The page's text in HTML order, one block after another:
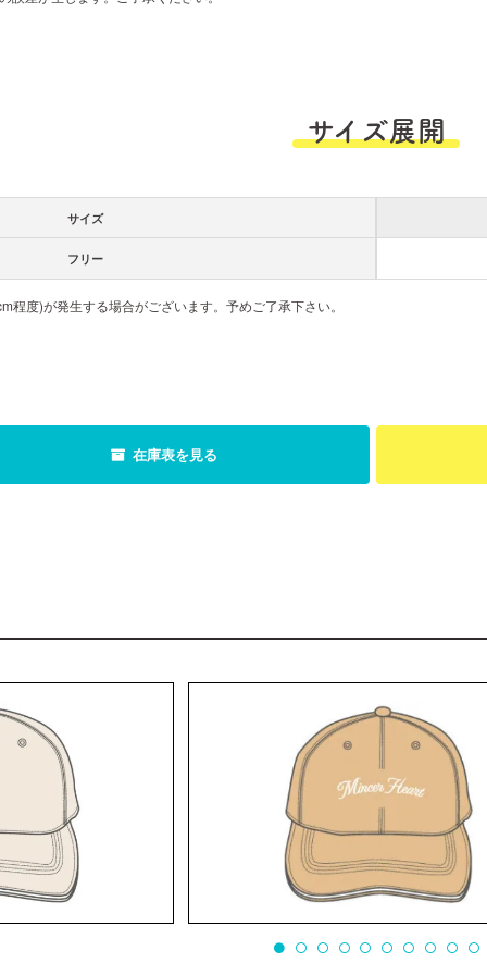
サイズ展開
サイズ
フリー
度)が発生する場合がございます。予めご了承下さい。
在庫表を見る